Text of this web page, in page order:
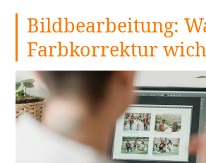
Bildbearbeitung:
Farbkorrektur